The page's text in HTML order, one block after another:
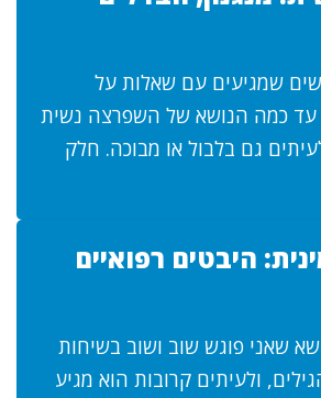
שמגיעים עם שאלות על
עד כמה הנושא של השפרצה נשית
גם בלבול או מבוכה. חלק
היבטים רפואיים
שאני פוגש שוב ושוב בשיחות
ולעיתים קרובות הוא מגיע